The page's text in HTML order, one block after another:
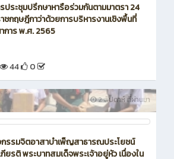
รประชุมปรึกษาหารือร่วมกันตามมาตรา 24
ชกฤษฎีกาว่าด้วยการบริหารงานเชิงพื้นที่
าร พ.ศ. 2565
44 0
2 สัปดาห์ ที่ผ่านมา